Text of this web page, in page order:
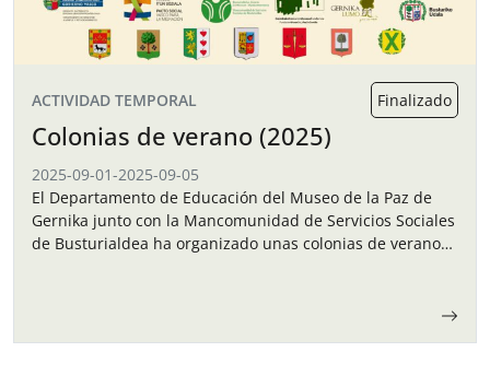
ACTIVIDAD TEMPORAL Finalizado
Colonias de verano (2025)
2025-09-01-2025-09-05
El Departamento de Educación del Museo de la Paz de
Gernika junto con la Mancomunidad de Servicios Sociales
de Busturialdea ha organizado unas colonias de verano